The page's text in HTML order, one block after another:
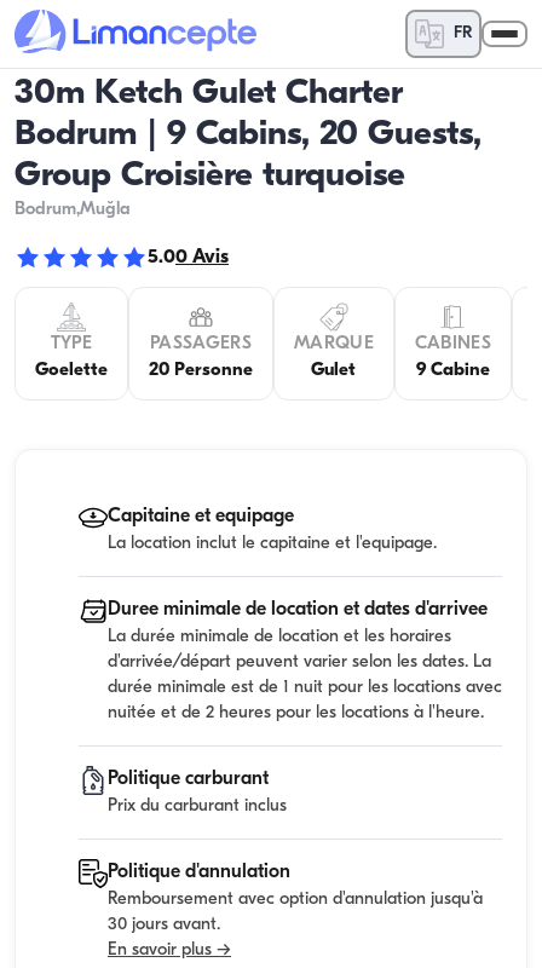
FR
30m Ketch Gulet Charter
Bodrum | 9 Cabins, 20 Guests,
Group Croisière turquoise
Bodrum,Muğla
5.00 Avis
TYPE
Goelette
PASSAGERS
20 Personne
MARQUE
Gulet
CABINES
9 Cabine
Capitaine et equipage
La location inclut le capitaine et l'equipage.
Duree minimale de location et dates d'arrivee
La durée minimale de location et les horaires
d'arrivée/départ peuvent varier selon les dates. La
durée minimale est de 1 nuit pour les locations avec
nuitée et de 2 heures pour les locations à l'heure.
Politique carburant
Prix du carburant inclus
Politique d'annulation
Remboursement avec option d'annulation jusqu'à
30 jours avant.
En savoir plus →